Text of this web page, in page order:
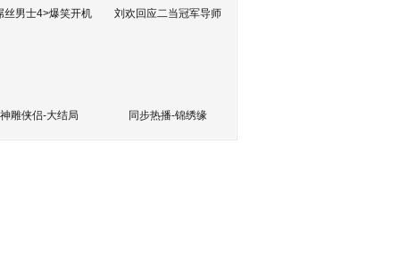
丝男士4>爆笑开机 刘欢回应二当冠军导师
神雕侠侣-大结局 同步热播-锦绣缘